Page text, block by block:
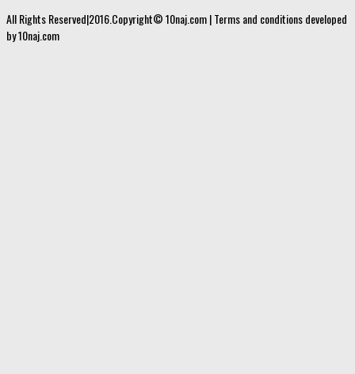
All Rights Reserved|2016.Copyright© 10naj.com | Terms and conditions developed
by 10naj.com